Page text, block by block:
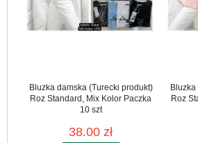
Bluzka damska (Turecki produkt)
Roz Standard, Mix Kolor Paczka
10 szt
38.00 zł
Roz